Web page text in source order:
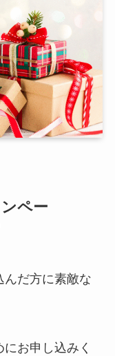
ペー
んだ方に素敵な
お申し込みく